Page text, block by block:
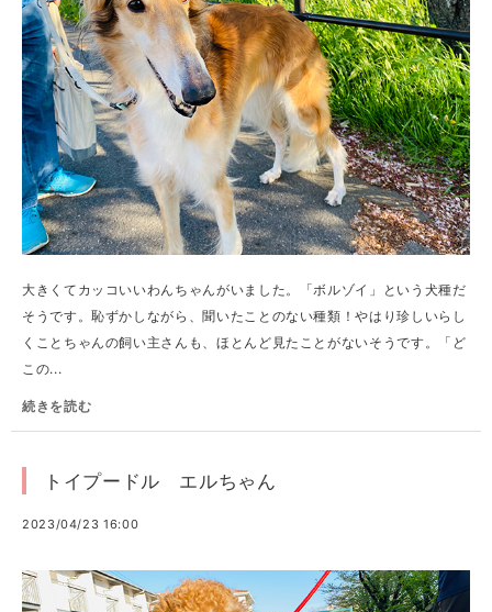
大きくてカッコいいわんちゃんがいました。「ボルゾイ」という犬種だ
そうです。恥ずかしながら、聞いたことのない種類！やはり珍しいらし
くことちゃんの飼い主さんも、ほとんど見たことがないそうです。「ど
この...
続きを読む
トイプードル エルちゃん
2023/04/23 16:00